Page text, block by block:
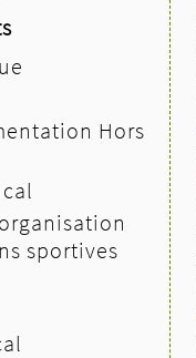
Hors
sportives